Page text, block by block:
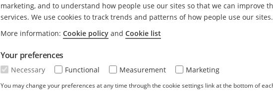
marketing, and to understand how people use our sites so that we can improve
services. We use cookies to track trends and patterns of how people use our sites.
More information: Cookie policy and Cookie list
Your preferences
Necessary Functional Measurement Marketing
You may change your preferences at any time through the cookie settings link at the bottom of